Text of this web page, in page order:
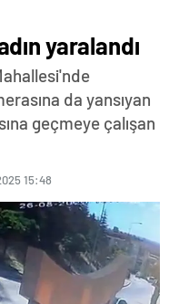
yaralandı
da yansıyan
geçmeye çalışan
15:48